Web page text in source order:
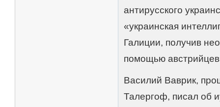
антирусского
«украинская
Галиции, получив
помощью австрийцев
Василий Ваврик,
Талергоф, писал об